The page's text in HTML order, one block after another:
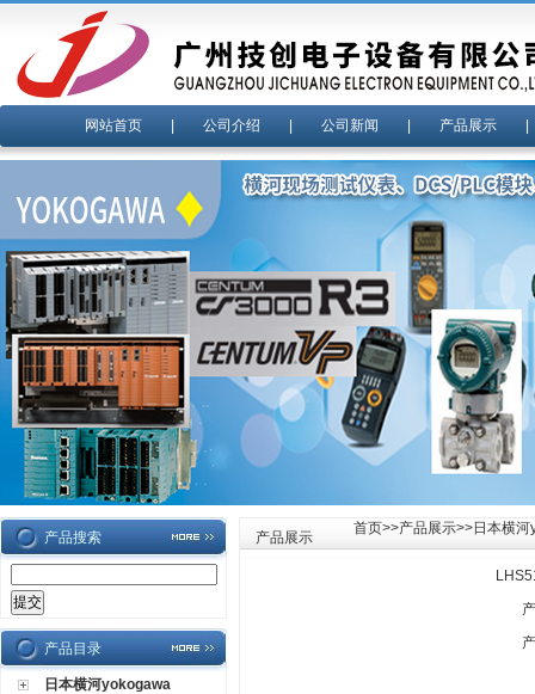
网站首页 公司介绍 公司新闻 产品展示
产品搜索
产品目录
日本横河yokogawa
产品展示
首页>>产品展示>>日本横